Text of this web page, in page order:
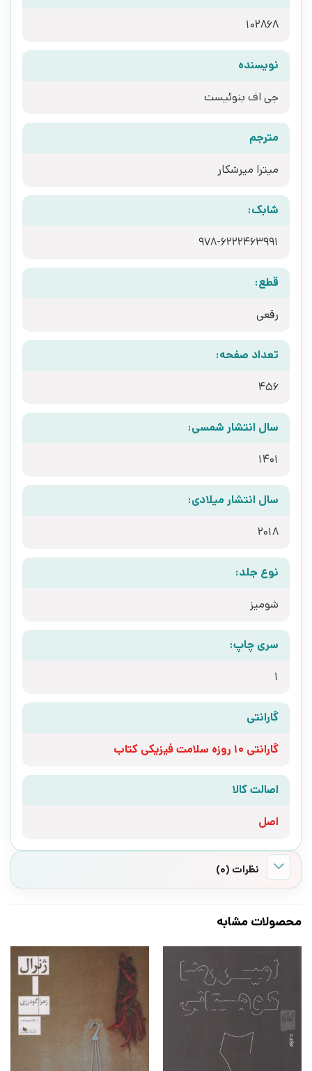
102868
نویسنده
جی اف بنوئیست
مترجم
میترا میرشکار
شابک:
978-6222463991
قطع:
رقعی
تعداد صفحه:
456
سال انتشار شمسی:
1401
سال انتشار میلادی:
2018
نوع جلد:
شومیز
سری چاپ:
1
گارانتی
گارانتی 10 روزه سلامت فیزیکی کتاب
اصالت کالا
اصل
نظرات (0)
محصولات مشابه